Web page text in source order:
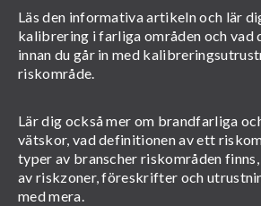
Läs den informativa artikeln och lär
kalibrering i farliga områden och vad
innan du går in med
riskområde.
Lär dig också mer om brandfarliga
vätskor, vad definitionen av ett
typer av branscher riskområden
av riskzoner, föreskrifter och
med mera.